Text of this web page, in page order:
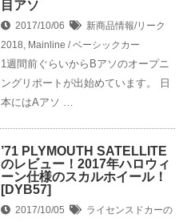
目アソ
2017/10/06
新商品情報/リーク
2018 Mainline / ベーシックカー
1週間前ぐらいからBアソのオープニ
ングリポートが出始めています。 日
本にはAアソ …
’71 PLYMOUTH SATELLITE
のレビュー！2017年ハロウィ
ーン仕様のスカルホイール！
[DYB57]
2017/10/05
ライセンスドカーの